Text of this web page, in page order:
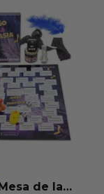
de las